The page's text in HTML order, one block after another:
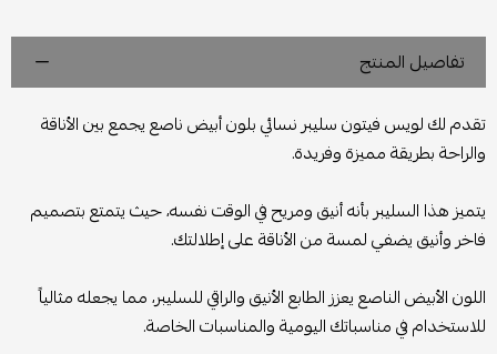
تفاصيل المنتج
تقدم لك لويس فيتون سليبر نسائي بلون أبيض ناصع يجمع بين الأناقة
والراحة بطريقة مميزة وفريدة.
يتميز هذا السليبر بأنه أنيق ومريح في الوقت نفسه، حيث يتمتع بتصميم
فاخر وأنيق يضفي لمسة من الأناقة على إطلالتك.
اللون الأبيض الناصع يعزز الطابع الأنيق والراقي للسليبر، مما يجعله مثالياً
للاستخدام في مناسباتك اليومية والمناسبات الخاصة.